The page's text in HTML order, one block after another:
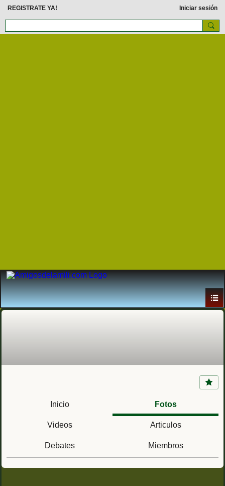
REGISTRATE YA! Iniciar sesión
Presidio de Santa Fe (Santa Fe, Nuevo
Inicio Fotos
Videos Articulos
Debates Miembros